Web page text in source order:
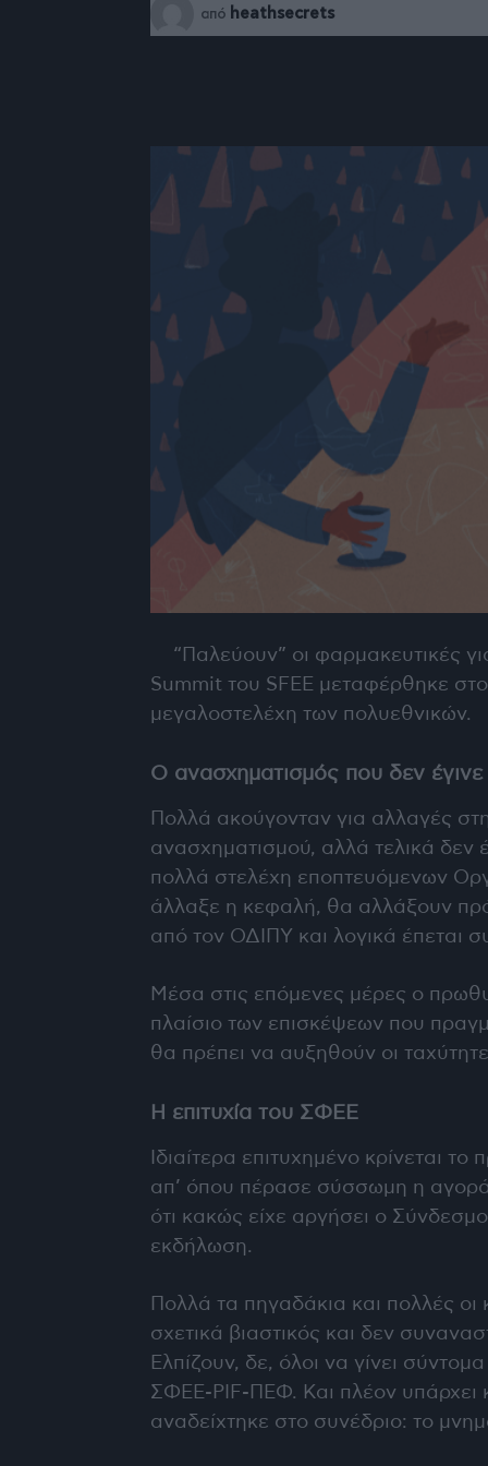
από heathsecrets
“Παλεύουν” οι φαρμακευτικές
Summit του SFEE μεταφέρθηκε
μεγαλοστελέχη των πολυεθνικών.
Ο ανασχηματισμός που δεν έγινε
Πολλά ακούγονταν για αλλαγές
ανασχηματισμού, αλλά τελικά δεν
πολλά στελέχη εποπτευόμενων
άλλαξε η κεφαλή, θα αλλάξουν
από τον ΟΔΙΠΥ και λογικά έπεται
Mέσα στις επόμενες μέρες ο
πλαίσιο των επισκέψεων που
θα πρέπει να αυξηθούν οι
Η επιτυχία του ΣΦΕΕ
Ιδιαίτερα επιτυχημένο κρίνεται
απ’ όπου πέρασε σύσσωμη η αγορά
ότι κακώς είχε αργήσει ο
εκδήλωση.
Πολλά τα πηγαδάκια και πολλές
σχετικά βιαστικός και δεν
Ελπίζουν, δε, όλοι να γίνει
ΣΦΕΕ-PIF-ΠΕΦ. Και πλέον υπάρχει
αναδείχτηκε στο συνέδριο: το